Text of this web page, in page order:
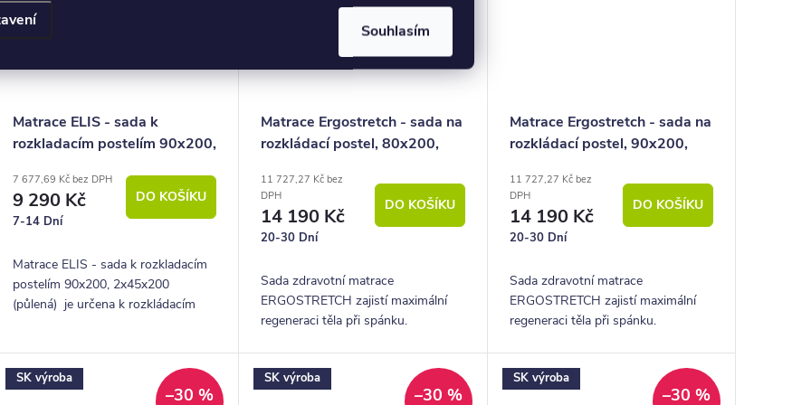
Souhlasím
Matrace ELIS - sada k
rozkladacím postelím 90x200,
7 677,69 Kč bez DPH
9 290 Kč
7-14 Dní
DO KOŠÍKU
Matrace ELIS - sada k rozkladacím
postelím 90x200, 2x45x200
(půlená) je určena k rozkládacím
Matrace Ergostretch - sada na
rozkládací postel, 80x200,
11 727,27 Kč bez
DPH
14 190 Kč
20-30 Dní
DO KOŠÍKU
Sada zdravotní matrace
ERGOSTRETCH zajistí maximální
regeneraci těla při spánku.
páteře. Matrace je ideální pro muže...
Matrace Ergostretch - sada na
rozkládací postel, 90x200,
11 727,27 Kč bez
DPH
14 190 Kč
20-30 Dní
DO KOŠÍKU
Sada zdravotní matrace
ERGOSTRETCH zajistí maximální
regeneraci těla při spánku.
páteře. Matrace je ideální pro muže...
SK výroba
–30 %
SK výroba
–30 %
SK výroba
–30 %